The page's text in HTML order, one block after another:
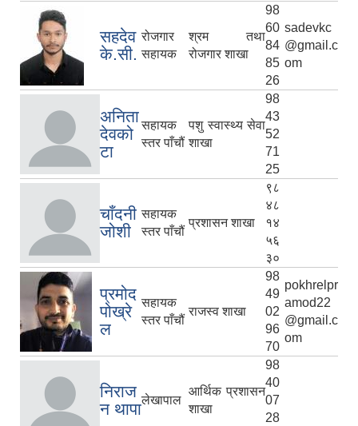
सहदेव
के.सी.
रोजगार
सहायक
श्रम तथा
रोजगार शाखा
98
60
84
85
26
sadevkc
@gmail.c
om
अनिता
देवको
टा
सहायक
स्तर पाँचौं
पशु स्वास्थ्य सेवा
शाखा
98
43
52
71
25
चाँदनी
जोशी
सहायक
स्तर पाँचौं
प्रशासन शाखा
९८
४८
१४
५६
३०
प्रमोद
पोख्रे
ल
सहायक
स्तर पाँचौं
राजस्व शाखा
98
49
02
96
70
pokhrelpr
amod22
@gmail.c
om
निराज
न थापालेखापाल
आर्थिक प्रशासन
शाखा
98
40
07
28